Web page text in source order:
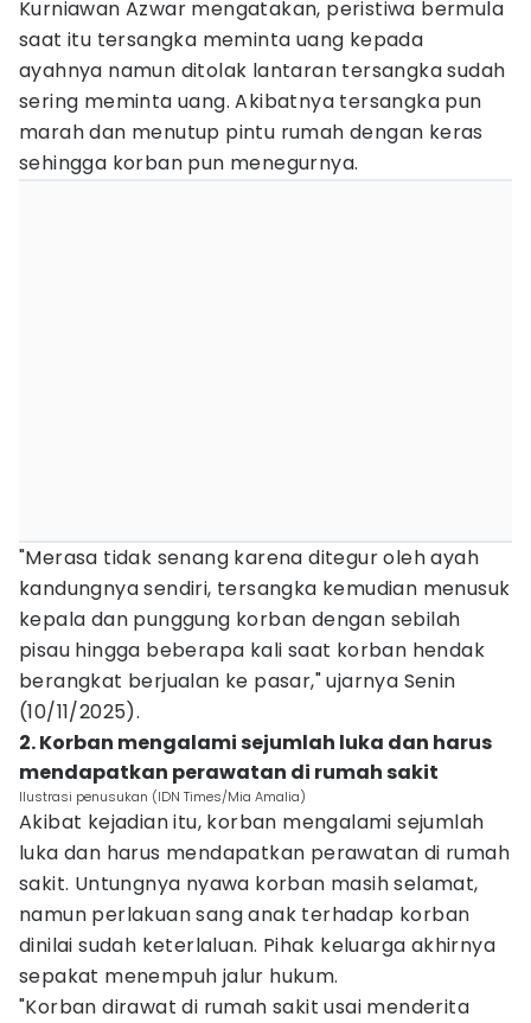
Kurniawan Azwar mengatakan, peristiwa bermula
saat itu tersangka meminta uang kepada
ayahnya namun ditolak lantaran tersangka sudah
sering meminta uang. Akibatnya tersangka pun
marah dan menutup pintu rumah dengan keras
sehingga korban pun menegurnya.
"Merasa tidak senang karena ditegur oleh ayah
kandungnya sendiri, tersangka kemudian menusuk
kepala dan punggung korban dengan sebilah
pisau hingga beberapa kali saat korban hendak
berangkat berjualan ke pasar," ujarnya Senin
(10/11/2025).
2. Korban mengalami sejumlah luka dan harus
mendapatkan perawatan di rumah sakit
Ilustrasi penusukan (IDN Times/Mia Amalia)
Akibat kejadian itu, korban mengalami sejumlah
luka dan harus mendapatkan perawatan di rumah
sakit. Untungnya nyawa korban masih selamat,
namun perlakuan sang anak terhadap korban
dinilai sudah keterlaluan. Pihak keluarga akhirnya
sepakat menempuh jalur hukum.
"Korban dirawat di rumah sakit usai menderita